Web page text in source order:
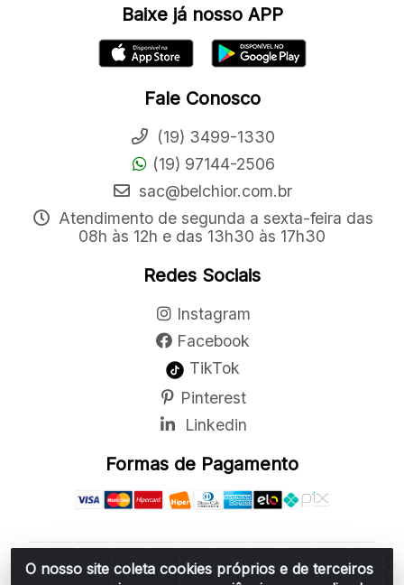
O nosso site coleta cookies próprios e de terceiros
Baixe já nosso APP
Fale Conosco
(19) 3499-1330
(19) 97144-2506
sac@belchior.com.br
Atendimento de segunda a sexta-feira das
08h às 12h e das 13h30 às 17h30
Redes Sociais
Instagram
Facebook
TikTok
Pinterest
Linkedin
Formas de Pagamento
Belchior Cortinas e Acessórios LTDA - R: Rua